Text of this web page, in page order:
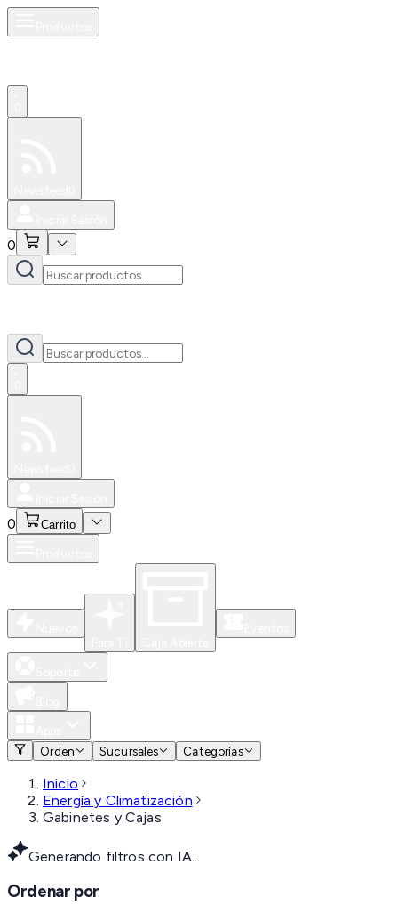
0
0 Carrito
Orden
Sucursales Categorías
Inicio
Energía y Climatización
Gabinetes y Cajas
Generando filtros con IA...
Ordenar por